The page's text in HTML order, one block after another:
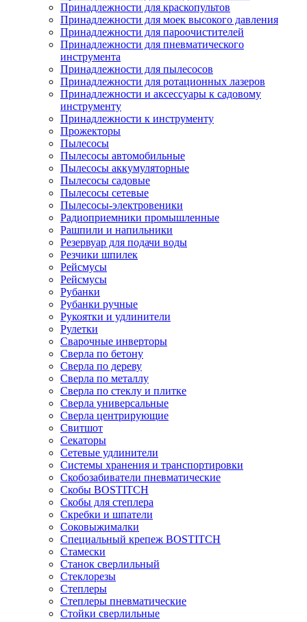
Принадлежности для краскопультов
Принадлежности для моек высокого давления
Принадлежности для пароочистителей
Принадлежности для пневматического
инструмента
Принадлежности для пылесосов
Принадлежности для ротационных лазеров
Принадлежности и аксессуары к садовому
инструменту
Принадлежности к инструменту
Прожекторы
Пылесосы
Пылесосы автомобильные
Пылесосы аккумуляторные
Пылесосы садовые
Пылесосы сетевые
Пылесосы-электровеники
Радиоприемники промышленные
Рашпили и напильники
Резервуар для подачи воды
Резчики шпилек
Рейсмусы
Рейсмусы
Рубанки
Рубанки ручные
Рукоятки и удлинители
Рулетки
Сварочные инверторы
Сверла по бетону
Сверла по дереву
Сверла по металлу
Сверла по стеклу и плитке
Сверла универсальные
Сверла центрирующие
Свитшот
Секаторы
Сетевые удлинители
Системы хранения и транспортировки
Скобозабиватели пневматические
Скобы BOSTITCH
Скобы для степлера
Скребки и шпатели
Соковыжималки
Специальный крепеж BOSTITCH
Стамески
Станок сверлильный
Стеклорезы
Степлеры
Степлеры пневматические
Стойки сверлильные